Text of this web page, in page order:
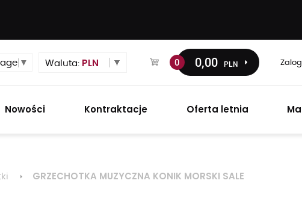
▼ Waluta: PLN 0 0,00 PLN
Nowości Kontraktacje Oferta letnia
GRZECHOTKA MUZYCZNA KONIK MORSKI SALE